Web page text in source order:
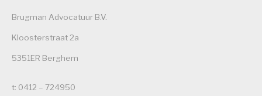
Brugman Advocatuur B.V.
Kloosterstraat 2a
5351ER Berghem
t: 0412 – 724950